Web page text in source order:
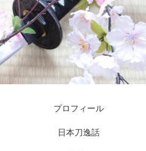
プロフィール
日本刀逸話